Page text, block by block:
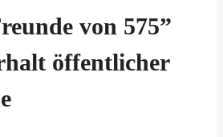
von 575”
öffentlicher